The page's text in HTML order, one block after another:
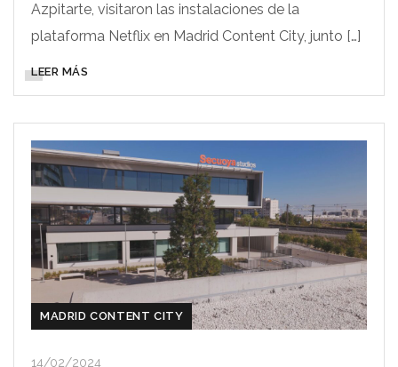
Azpitarte, visitaron las instalaciones de la
plataforma Netflix en Madrid Content City, junto […]
LEER MÁS
MADRID CONTENT CITY
14/02/2024